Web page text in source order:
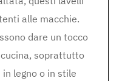
alle macchie.
dare un tocco
soprattutto
legno o in stile